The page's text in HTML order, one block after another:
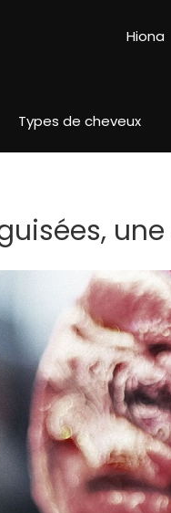
Hiona
Types de cheveux